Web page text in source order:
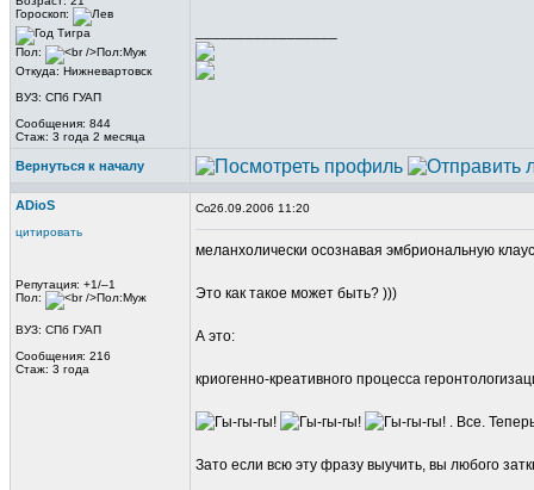
Гороскоп:
Пол:
Откуда: Нижневартовск
ВУЗ: СПб ГУАП
Сообщения: 844
Стаж: 3 года 2 месяца
Вернуться к началу
ADioS
цитировать
Репутация: +1/–1
Пол:
ВУЗ: СПб ГУАП
Сообщения: 216
Стаж: 3 года
26.09.2006 11:20
меланхолически осознавая эмбриональнyю
Это как такое может быть? )))
А это:
криогенно-креативного процесса
. Все.
Зато если всю эту фразу выучить, вы любого